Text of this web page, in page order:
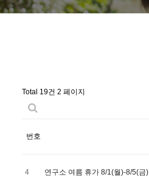
Total 19건 2 페이지
번호
4 연구소 여름 휴가 8/1(월)-8/5(금)